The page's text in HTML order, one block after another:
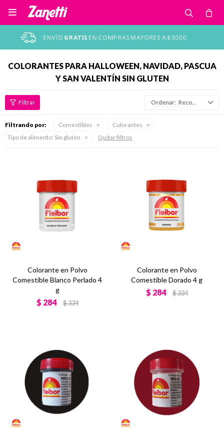

COLORANTES PARA HALLOWEEN, NAVIDAD, PASCUA
Y SAN VALENTÍN SIN GLUTEN
Recomendados
Filtrando por: Comestibles
Colorantes
Tipo de alimento: Sin gluten Quitar filtros
Colorante en Polvo
Comestible Blanco Perlado 4
g
$ 284 $334
Colorante en Polvo
Comestible Dorado 4 g
$ 284 $334